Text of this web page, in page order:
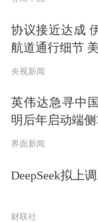
2026年的伯
《巴伦周刊
给出了B+的
可，表达能
显差距。
刨去技术层
的是阿贝尔
协议接近达成
航道通行细节
央视新闻
英伟达急寻中
明后年启动端
界面新闻
DeepSeek拟上
财联社